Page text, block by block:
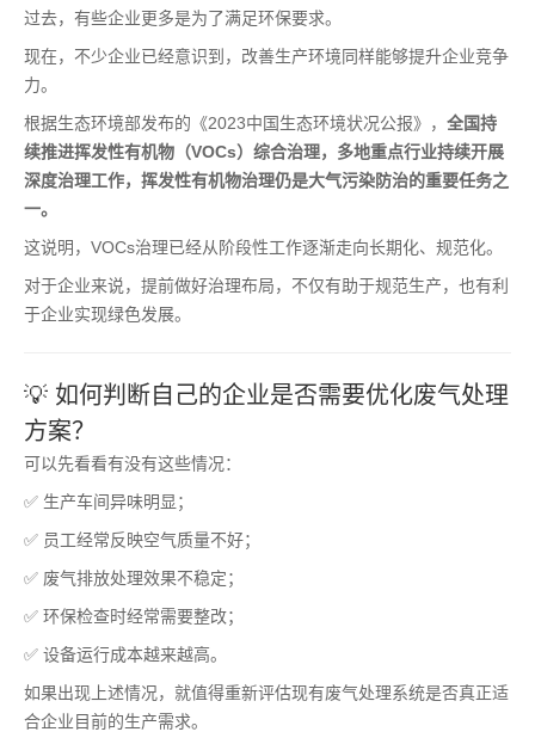
过去，有些企业更多是为了满足环保要求。
现在，不少企业已经意识到，改善生产环境同样能够提升企业竞争
力。
根据生态环境部发布的《2023中国生态环境状况公报》， 全国持
续推进挥发性有机物（VOCs）综合治理，多地重点行业持续开展
深度治理工作，挥发性有机物治理仍是大气污染防治的重要任务之
一。
这说明，VOCs治理已经从阶段性工作逐渐走向长期化、规范化。
对于企业来说，提前做好治理布局，不仅有助于规范生产，也有利
于企业实现绿色发展。
💡 如何判断自己的企业是否需要优化废气处理
方案？
可以先看看有没有这些情况：
✅ 生产车间异味明显；
✅ 员工经常反映空气质量不好；
✅ 废气排放处理效果不稳定；
✅ 环保检查时经常需要整改；
✅ 设备运行成本越来越高。
如果出现上述情况，就值得重新评估现有废气处理系统是否真正适
合企业目前的生产需求。